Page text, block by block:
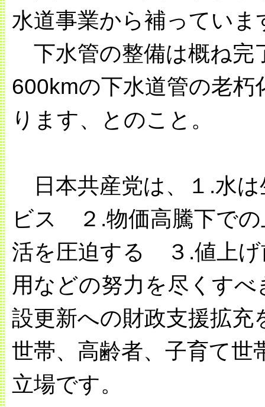
水道事業から補っていま
下水管の整備は概ね完
600kmの下水道管の老
ります、とのこと。
日本共産党は、１.水は
ビス ２.物価高騰下での
活を圧迫する ３.値上げ
用などの努力を尽くす
設更新への財政支援拡
世帯、高齢者、子育て
立場です。